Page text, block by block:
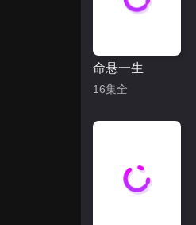
命悬一生
16集全